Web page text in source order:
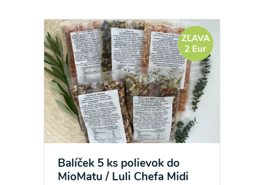
ZĽAVA
2 Eur
Balíček 5 ks polievok do
MioMatu / Luli Chefa Midi